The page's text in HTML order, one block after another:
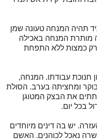
תהיה המנחה טעונה שמן
מותרת המנחה באכילה
כמצות ללא התפחת
חנוכת עבודתו. המנחה,
ומחציתה בערב. הסולת
את הבצק המטוגן
בכל יום.
יש בה דינים מיוחדים
נאכל לכוהנים. האשם